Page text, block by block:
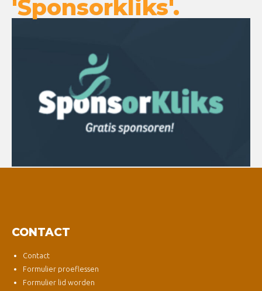
'Sponsorkliks'.
CONTACT
Contact
Formulier proeflessen
Formulier lid worden